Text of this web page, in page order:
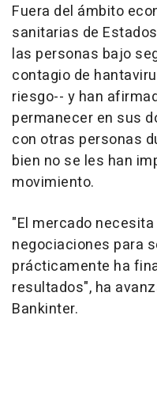
Fuera del ámbito
sanitarias de
las personas bajo
contagio de
riesgo-- y han
permanecer en sus
con otras personas
bien no se les han
movimiento.
"El mercado
negociaciones para
prácticamente ha
resultados", ha
Bankinter.